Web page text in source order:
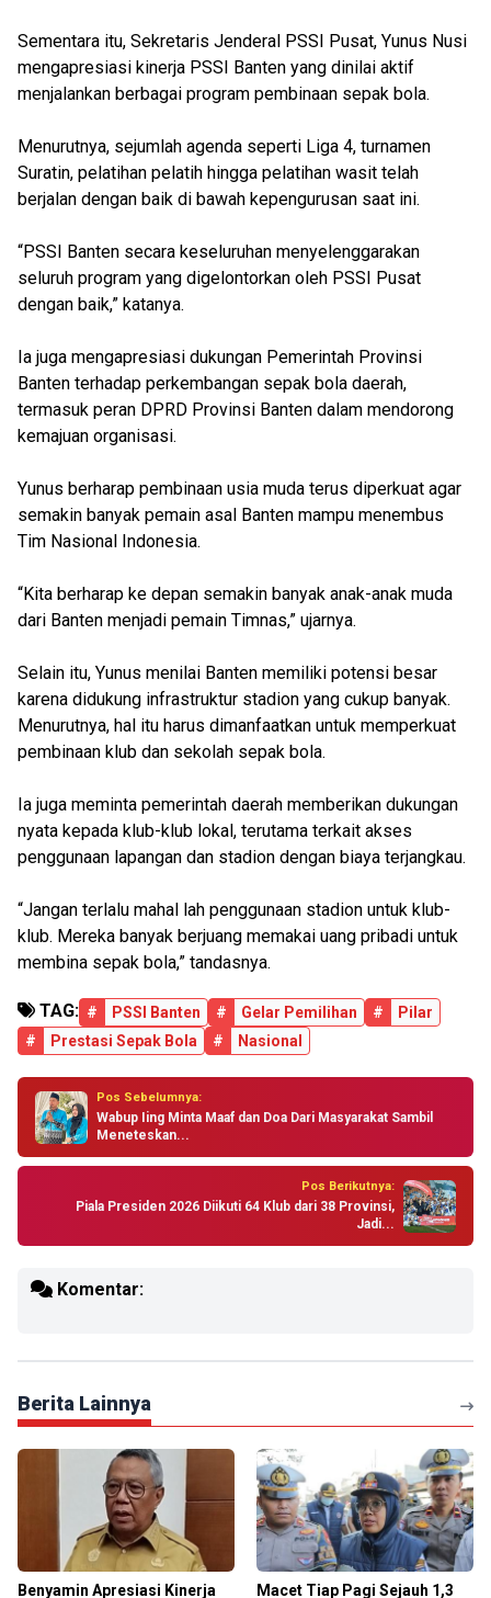
Sementara itu, Sekretaris Jenderal PSSI Pusat, Yunus Nusi
mengapresiasi kinerja PSSI Banten yang dinilai aktif
menjalankan berbagai program pembinaan sepak bola.
Menurutnya, sejumlah agenda seperti Liga 4, turnamen
Suratin, pelatihan pelatih hingga pelatihan wasit telah
berjalan dengan baik di bawah kepengurusan saat ini.
“PSSI Banten secara keseluruhan menyelenggarakan
seluruh program yang digelontorkan oleh PSSI Pusat
dengan baik,” katanya.
Ia juga mengapresiasi dukungan Pemerintah Provinsi
Banten terhadap perkembangan sepak bola daerah,
termasuk peran DPRD Provinsi Banten dalam mendorong
kemajuan organisasi.
Yunus berharap pembinaan usia muda terus diperkuat agar
semakin banyak pemain asal Banten mampu menembus
Tim Nasional Indonesia.
“Kita berharap ke depan semakin banyak anak-anak muda
dari Banten menjadi pemain Timnas,” ujarnya.
Selain itu, Yunus menilai Banten memiliki potensi besar
karena didukung infrastruktur stadion yang cukup banyak.
Menurutnya, hal itu harus dimanfaatkan untuk memperkuat
pembinaan klub dan sekolah sepak bola.
Ia juga meminta pemerintah daerah memberikan dukungan
nyata kepada klub-klub lokal, terutama terkait akses
penggunaan lapangan dan stadion dengan biaya terjangkau.
“Jangan terlalu mahal lah penggunaan stadion untuk klub-
klub. Mereka banyak berjuang memakai uang pribadi untuk
membina sepak bola,” tandasnya.
TAG: # PSSI Banten # Gelar Pemilihan #
Pilar
#
Prestasi Sepak Bola # Nasional
Pos Sebelumnya:
Wabup Iing Minta Maaf dan Doa Dari Masyarakat Sambil
Meneteskan...
Pos Berikutnya:
Piala Presiden 2026 Diikuti 64 Klub dari 38 Provinsi,
Jadi...
Komentar:
Berita Lainnya
Benyamin Apresiasi Kinerja Macet Tiap Pagi Sejauh 1,3